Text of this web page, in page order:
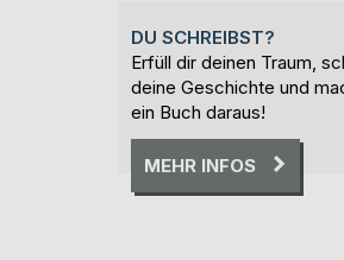
DU SCHREIBST?
Erfüll dir deinen Traum,
deine Geschichte und
ein Buch daraus!
MEHR INFOS